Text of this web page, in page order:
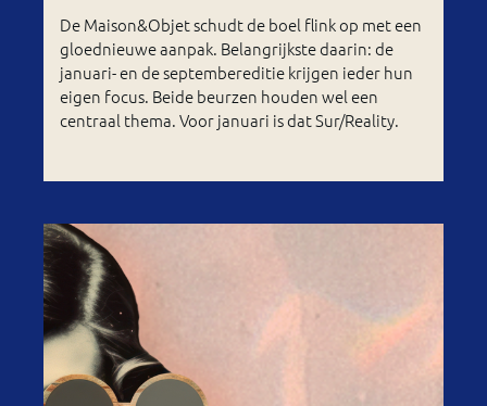
De Maison&Objet schudt de boel flink op met een
gloednieuwe aanpak. Belangrijkste daarin: de
januari- en de septembereditie krijgen ieder hun
eigen focus. Beide beurzen houden wel een
centraal thema. Voor januari is dat Sur/Reality.